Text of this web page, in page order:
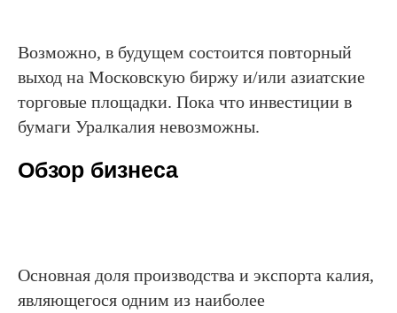
Возможно, в будущем состоится повторный
выход на Московскую биржу и/или азиатские
торговые площадки. Пока что инвестиции в
бумаги Уралкалия невозможны.
Обзор бизнеса
Основная доля производства и экспорта калия,
являющегося одним из наиболее